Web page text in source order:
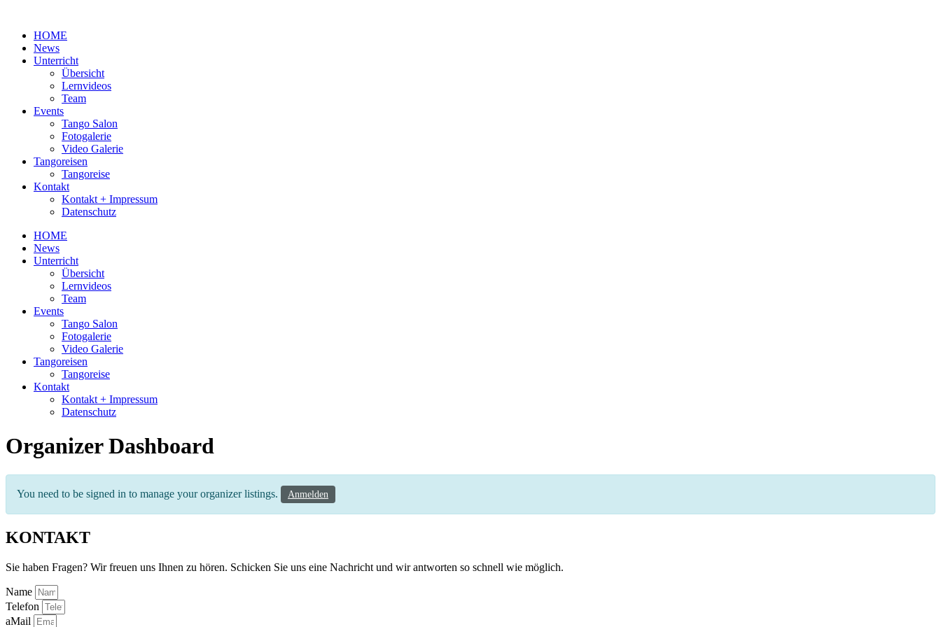
wechselnHOME
News
Unterricht
Übersicht
Lernvideos
Team
Events
Tango Salon
Fotogalerie
Video Galerie
Tangoreisen
Tangoreise
Kontakt
Kontakt + Impressum
Datenschutz
HOME
News
Unterricht
Übersicht
Lernvideos
Team
Events
Tango Salon
Fotogalerie
Video Galerie
Tangoreisen
Tangoreise
Kontakt
Kontakt + Impressum
Datenschutz
Organizer Dashboard
You need to be signed in to manage your organizer listings. Anmelden
KONTAKT
Sie haben Fragen? Wir freuen uns Ihnen zu hören. Schicken Sie uns eine Nachricht und wir antworten so schnell wie möglich.
Name
Telefon
aMail